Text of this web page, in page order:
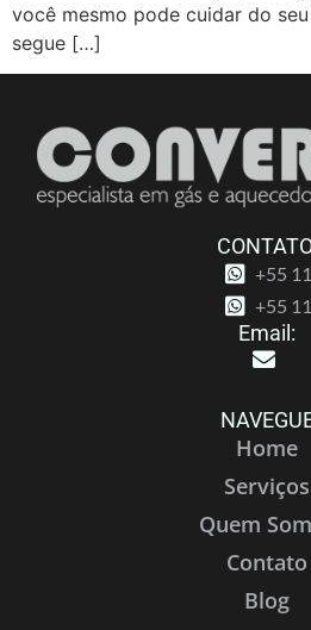
você mesmo pode cuidar do
segue […]
+55 11
+55 11
Email:
Home
Serviços
Quem
Contato
Blog